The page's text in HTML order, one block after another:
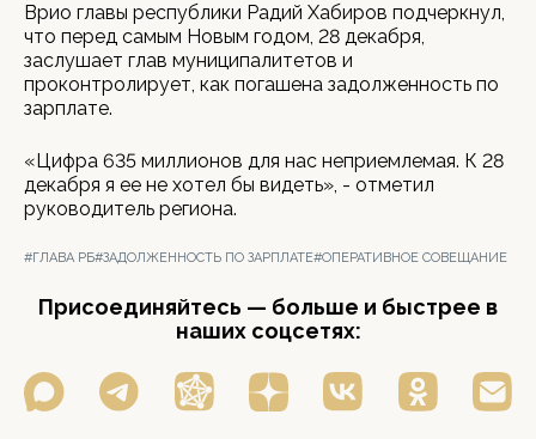
Врио главы республики Радий Хабиров подчеркнул,
что перед самым Новым годом, 28 декабря,
заслушает глав муниципалитетов и
проконтролирует, как погашена задолженность по
зарплате.
«Цифра 635 миллионов для нас неприемлемая. К 28
декабря я ее не хотел бы видеть», - отметил
руководитель региона.
#ГЛАВА РБ#ЗАДОЛЖЕННОСТЬ ПО ЗАРПЛАТЕ#ОПЕРАТИВНОЕ СОВЕЩАНИЕ
Присоединяйтесь — больше и быстрее в
наших соцсетях: